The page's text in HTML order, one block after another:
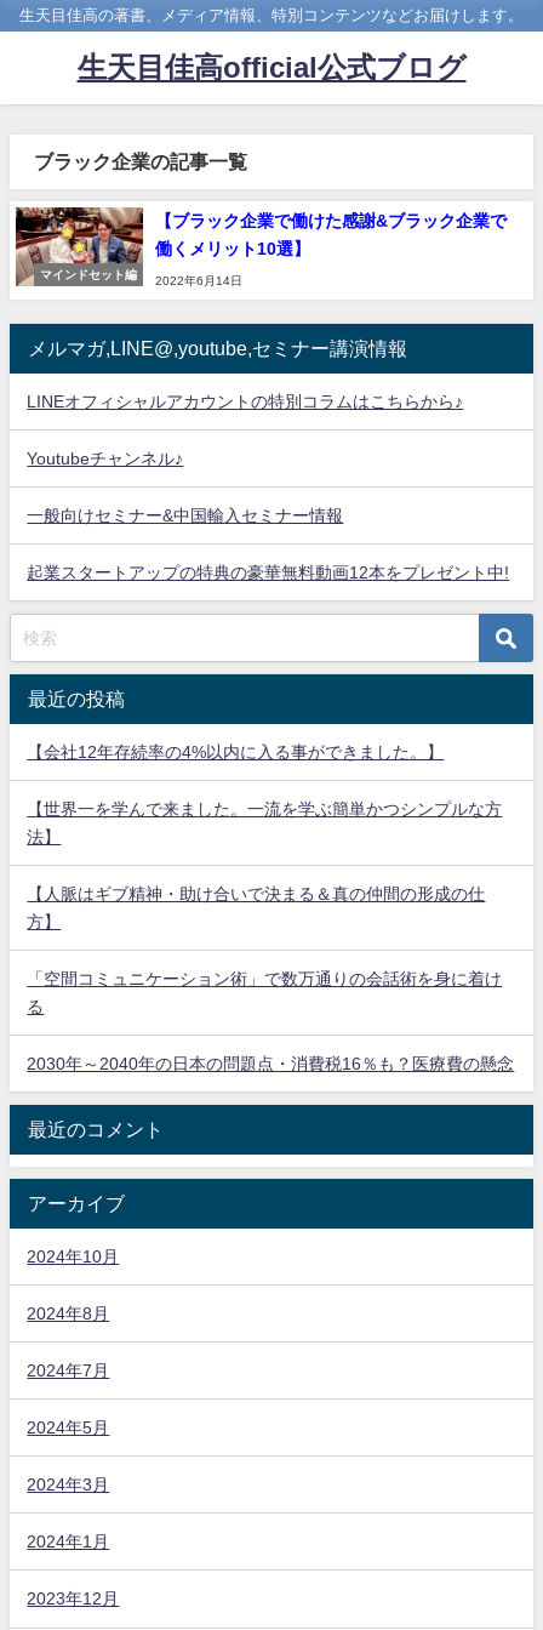
生天目佳高の著書、メディア情報、特別コンテンツなどお届けします。
生天目佳高official公式ブログ
ブラック企業の記事一覧
マインドセット編
【ブラック企業で働けた感謝&ブラック企業で
働くメリット10選】
2022年6月14日
メルマガ,LINE@,youtube,セミナー講演情報
LINEオフィシャルアカウントの特別コラムはこちらから♪
Youtubeチャンネル♪
一般向けセミナー&中国輸入セミナー情報
起業スタートアップの特典の豪華無料動画12本をプレゼント中!
最近の投稿
【会社12年存続率の4%以内に入る事ができました。】
【世界一を学んで来ました。一流を学ぶ簡単かつシンプルな方
法】
【人脈はギブ精神・助け合いで決まる＆真の仲間の形成の仕
方】
「空間コミュニケーション術」で数万通りの会話術を身に着け
る
2030年～2040年の日本の問題点・消費税16％も？医療費の懸念
最近のコメント
アーカイブ
2024年10月
2024年8月
2024年7月
2024年5月
2024年3月
2024年1月
2023年12月